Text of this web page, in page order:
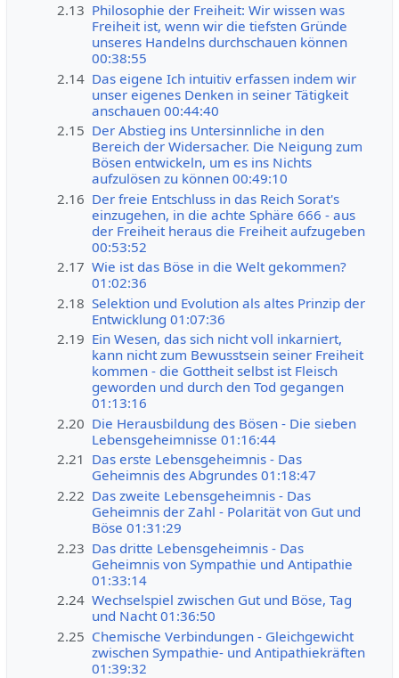
2.13 Philosophie der Freiheit: Wir wissen was
Freiheit ist, wenn wir die tiefsten Gründe
unseres Handelns durchschauen können
00:38:55
2.14 Das eigene Ich intuitiv erfassen indem wir
unser eigenes Denken in seiner Tätigkeit
anschauen 00:44:40
2.15 Der Abstieg ins Untersinnliche in den
Bereich der Widersacher. Die Neigung zum
Bösen entwickeln, um es ins Nichts
aufzulösen zu können 00:49:10
2.16 Der freie Entschluss in das Reich Sorat's
einzugehen, in die achte Sphäre 666 - aus
der Freiheit heraus die Freiheit aufzugeben
00:53:52
2.17 Wie ist das Böse in die Welt gekommen?
01:02:36
2.18 Selektion und Evolution als altes Prinzip der
Entwicklung 01:07:36
2.19 Ein Wesen, das sich nicht voll inkarniert,
kann nicht zum Bewusstsein seiner Freiheit
kommen - die Gottheit selbst ist Fleisch
geworden und durch den Tod gegangen
01:13:16
2.20 Die Herausbildung des Bösen - Die sieben
Lebensgeheimnisse 01:16:44
2.21 Das erste Lebensgeheimnis - Das
Geheimnis des Abgrundes 01:18:47
2.22 Das zweite Lebensgeheimnis - Das
Geheimnis der Zahl - Polarität von Gut und
Böse 01:31:29
2.23 Das dritte Lebensgeheimnis - Das
Geheimnis von Sympathie und Antipathie
01:33:14
2.24 Wechselspiel zwischen Gut und Böse, Tag
und Nacht 01:36:50
2.25 Chemische Verbindungen - Gleichgewicht
zwischen Sympathie- und Antipathiekräften
01:39:32